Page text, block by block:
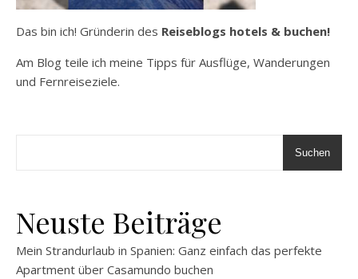
Das bin ich! Gründerin des Reiseblogs hotels & buchen!
Am Blog teile ich meine Tipps für Ausflüge, Wanderungen
und Fernreiseziele.
Suchen
Neuste Beiträge
Mein Strandurlaub in Spanien: Ganz einfach das perfekte
Apartment über Casamundo buchen